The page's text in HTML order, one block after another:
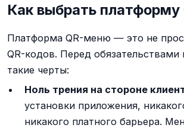
Как выбрать
Платформа QR-меню — это не
QR-кодов. Перед обязательствами
такие черты:
Ноль трения на стороне
установки приложения,
никакого платного барьера.